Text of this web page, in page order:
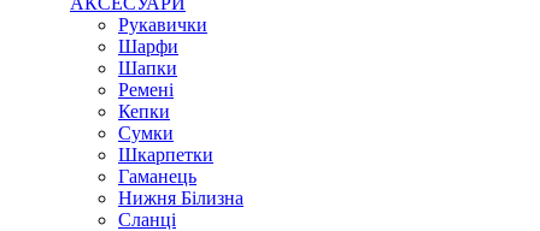
Рукавички
Шарфи
Шапки
Ремені
Кепки
Сумки
Шкарпетки
Гаманець
Нижня Білизна
Сланці